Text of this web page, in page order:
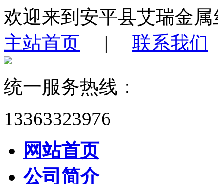
欢迎来到安平县艾瑞金
主站首页 | 联系我们
统一服务热线：
13363323976
网站首页
公司简介